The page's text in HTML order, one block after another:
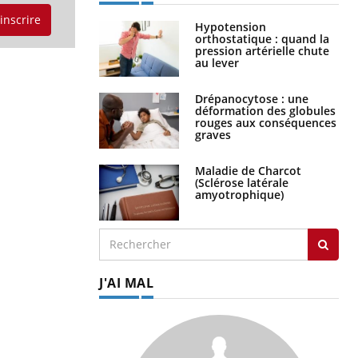
Hypotension
orthostatique : quand la
pression artérielle chute
au lever
Drépanocytose : une
déformation des globules
rouges aux conséquences
graves
Maladie de Charcot
(Sclérose latérale
amyotrophique)
J'AI MAL